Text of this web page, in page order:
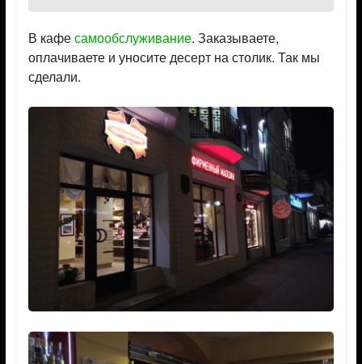
В кафесамообслуживание. Заказываете,
оплачиваете и уносите десерт на столик. Так мы
сделали.